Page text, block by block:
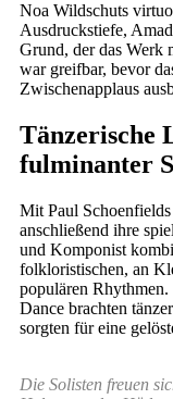
Noa Wildschuts
Ausdruckstiefe,
Grund, der das Werk
war greifbar, bevor
Zwischenapplaus
Tänzerische
fulminanter
Mit Paul
anschließend ihre
und Komponist
folkloristischen, an
populären
Dance brachten
sorgten für eine
Die Solisten freuen